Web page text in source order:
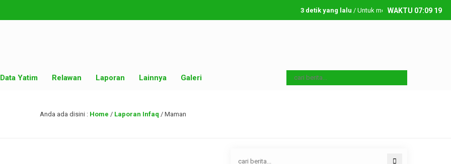
3 detik yang lalu/ Untuk menambahkan running text
WAKTU 07:09 19
Data Yatim Relawan Laporan Lainnya Galeri
Anda ada disini : Home / Laporan Infaq / Maman